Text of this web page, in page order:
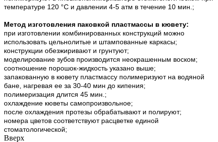
температуре 120 °С и давлении 4-5 атм в течение 10 мин.;
Метод изготовления паковкой пластмассы в кювету:
при изготовлении комбинированных конструкций можно
использовать цельнолитые и штампованные каркасы;
конструкции обезжиривают и грунтуют;
моделирование зубов производится неокрашенным воском;
соотношение порошок-жидкость указано выше;
запакованную в кювету пластмассу полимеризуют на водяной
бане, нагревая ее за 30-40 мин до кипения;
полимеризация длится 45 мин.;
охлаждение кюветы самопроизвольное;
после охлаждения протезы обрабатывают и полируют;
номера цветов соответствуют расцветке единой
стоматологической;
Вверх